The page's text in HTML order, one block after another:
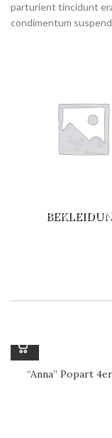
parturient tincidunt
condimentum
“Anna” Popart